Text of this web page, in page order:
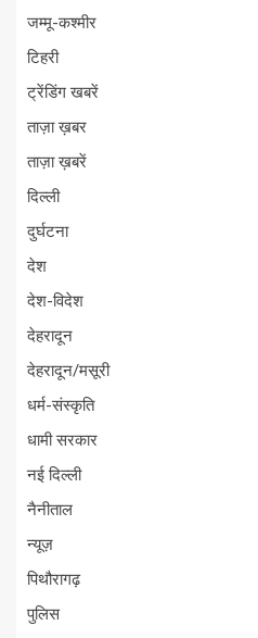
जम्मू-कश्मीर
टिहरी
ट्रेंडिंग खबरें
ताज़ा ख़बर
ताज़ा ख़बरें
दिल्ली
दुर्घटना
देश
देश-विदेश
देहरादून
देहरादून/मसूरी
धर्म-संस्कृति
धामी सरकार
नई दिल्ली
नैनीताल
न्यूज़
पिथौरागढ़
पुलिस